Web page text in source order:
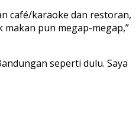
café/karaoke dan restoran,
pun megap-megap,”
seperti dulu. Saya